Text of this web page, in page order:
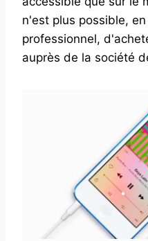
n'est plus possible,
professionnel,
auprès de la société